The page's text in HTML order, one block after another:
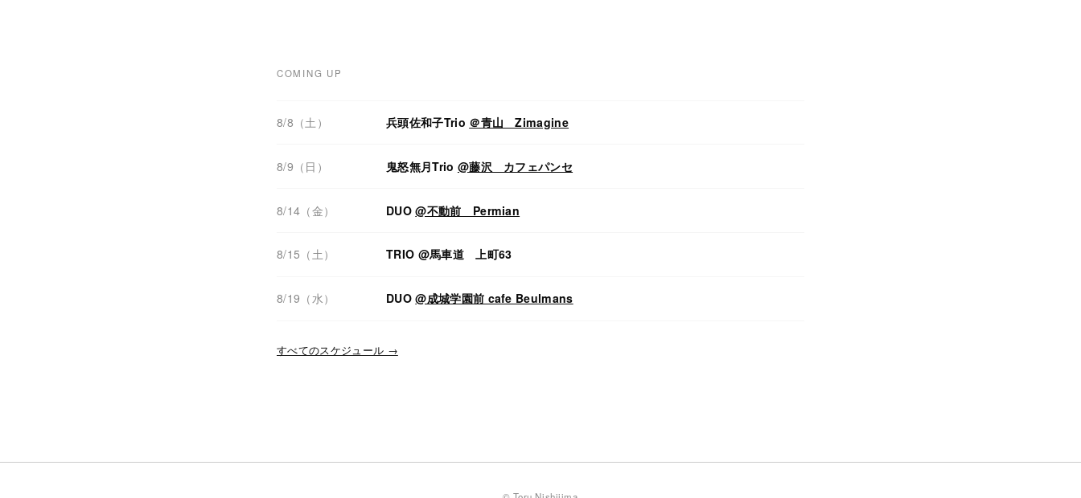
COMING UP
8/8（土） 兵頭佐和子Trio ＠青山 Zimagine
8/9（日） 鬼怒無月Trio @藤沢 カフェパンセ
8/14（金） DUO@不動前 Permian
8/15（土） TRIO @馬車道 上町63
8/19（水） DUO@成城学園前 cafe Beulmans
すべてのスケジュール →